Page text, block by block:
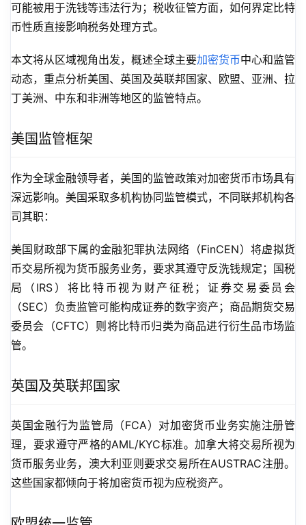
可能被用于洗钱等违法行为；税收征管方面，如何界定比特
币性质直接影响税务处理方式。
本文将从区域视角出发，概述全球主要加密货币中心和监管
动态，重点分析美国、英国及英联邦国家、欧盟、亚洲、拉
丁美洲、中东和非洲等地区的监管特点。
美国监管框架
作为全球金融领导者，美国的监管政策对加密货币市场具有
深远影响。美国采取多机构协同监管模式，不同联邦机构各
司其职：
美国财政部下属的金融犯罪执法网络（FinCEN）将虚拟货
币交易所视为货币服务业务，要求其遵守反洗钱规定；国税
局（IRS）将比特币视为财产征税；证券交易委员会
（SEC）负责监管可能构成证券的数字资产；商品期货交易
委员会（CFTC）则将比特币归类为商品进行衍生品市场监
管。
英国及英联邦国家
英国金融行为监管局（FCA）对加密货币业务实施注册管
理，要求遵守严格的AML/KYC标准。加拿大将交易所视为
货币服务业务，澳大利亚则要求交易所在AUSTRAC注册。
这些国家都倾向于将加密货币视为应税资产。